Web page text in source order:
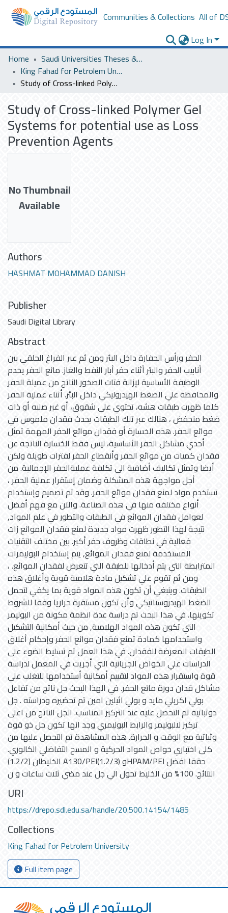
Communities & Collections All of
Log In
Home
Saudi Universities Theses & Dissertations
King Fahad for Petrolem University
Study of Cross-linked Polymer Gel Systems for potential use as Loss Prevention Agents
Study of Cross-linked Polymer Gel
Systems for potential use as Loss
Prevention Agents
No Thumbnail
Available
Authors
HASHMAT MOHAMMAD DANISH
Publisher
Saudi Digital Library
Abstract
الحفر ورأس الحفارة داخل البئر ومن ثم عبر الفراغ الحلقي بين
أنابيب الحفر والبئر أثناء حفر أبار النفط والغاز. مائع الحفر يخدم
الوظيفة الأساسية لإزالة فتات الصخور الناتج من عميلة الحفر
والمحافظة علي الضغط الهيدروليكي داخل البئر. أثناء عملية الحفر
كلما ظهرت طبقات هشه، تحتوي علي شقوق، أو غير صلبه أو ذات
ضغط منخفض ، هنالك عبر تلك الطبقات يحدث فقدان ملموس في
موائع الحفر. هذه الخسارة أو فقدان موائع الحفر المهمة تمثل
أحدي مشاكل الحفر الأساسية، ليس فقط الخسارة الناتجه عن
فقدان كميات من موائع الحفر وأنقطاع الحفر لفترات طويلة ولكن
أيضا وتمثل تكاليف أضافية الى تكلفة عمليةالحفر الإجمالية. من
أجل مواجهة هذه المشكلة وضمان إستقرار عملية الحفر ،
تستخدم مواد لمنع فقدان موائع الحفر. وقد تم تصميم وإستخدام
أنواع مختلفه منها في هذه الصناعة. والآن مع فهم أفضل
لعوامل فقدان الموائع في الطبقات والتطور في علم المواد,
نتيجة لهذا التطور ظهرت مواد جديدة لمنع فقدان الموائع زات
فعالية في نطاقات وظروف حفر أكبر. بين مختلف التقنيات
المستخدمة لمنع فقدان الموائع, يتم إستخدام البوليمرات
المترابطة التي يتم أدخالها للطبقة التي تتعرض لفقدان الموائع. ،
ومن ثم تقوم علي تشكيل مادة هلامية قوية وأغلاق هذه
الطبقات. وينبغي أن تكون هذه المواد قوية بما يكفي لتحمل
الضغط الهيدروستاتيكي وأن تكون مستقرة حراريا وفقا للشروط
تكوينها. في هذا البحث تم دراسة عدة انظمة مكونة من البوليمر
التي تكون هذه المواد الهلامية, من حيث أمكانية التشكيل
واستخدامها كمادة تمنع فقدان موائع الحفر وإحكام أغلاق
الطبقات المعرضة للفقدان. في هذا العمل تم تسليط الضوء على
الدراسات علي الخواض الجريانية التي أجريت في المعمل لدراسة
قوة واستقرار هذه المواد لتقييم أمكانية أستخدامها للتغلب علي
مشاكل قدان دورة مائع الحفر. في الهذا البحث جل ناتج من تفاعل
بولي اكريلي مايد و بولي اثيلين امين تم تحضيره ودراسته . جل
ذوثباتية تم التحصل عليه عند التركيز المناسب. الجل الناتج من اعلى
تركيز لالبوليمر والرابط البوليمري وجد انها تكون جل ذو قوة
وثباتية مع الوقت و الحرارة. هذه المشاهدة تم التحصل عليها من
كلى اختباري خواص المواد الحركية و المسح التفاضلي الكالوري.
الخليطان (1.2/2) A130/PEIو (1.2/3)HPAM/PEI حققا افضل
النتائج. 100% من الخليط تحول الي جل عند مضي ثلاث ساعات و ن
URI
https://drepo.sdl.edu.sa/handle/20.500.14154/1485
Collections
King Fahad for Petrolem University
Full item page